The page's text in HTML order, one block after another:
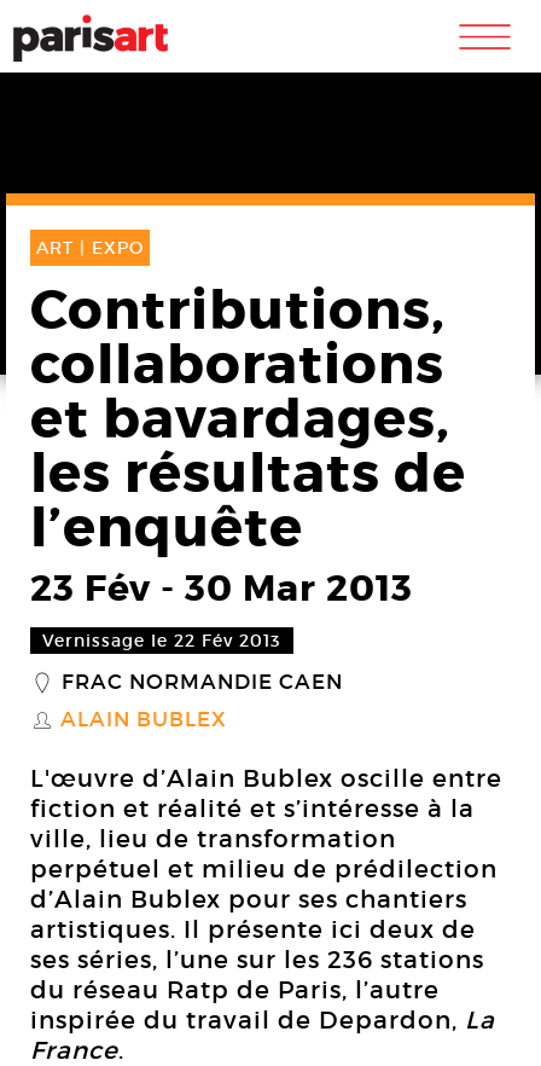
m
ART | EXPO
Contributions,
collaborations
et bavardages,
les résultats de
l’enquête
23 Fév - 30 Mar 2013
Vernissage le 22 Fév 2013
_ FRAC NORMANDIE CAEN
S ALAIN BUBLEX
L'œuvre d’Alain Bublex oscille entre
fiction et réalité et s’intéresse à la
ville, lieu de transformation
perpétuel et milieu de prédilection
d’Alain Bublex pour ses chantiers
artistiques. Il présente ici deux de
ses séries, l’une sur les 236 stations
du réseau Ratp de Paris, l’autre
inspirée du travail de Depardon, La
France.